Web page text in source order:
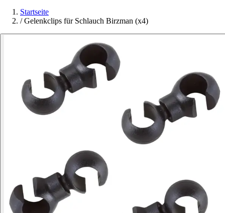
Startseite
/ Gelenkclips für Schlauch Birzman (x4)